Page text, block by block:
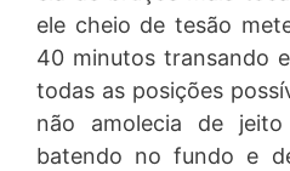
ele cheio de tesão
40 minutos transando
todas as posições
não amolecia de jeito
batendo no fundo e